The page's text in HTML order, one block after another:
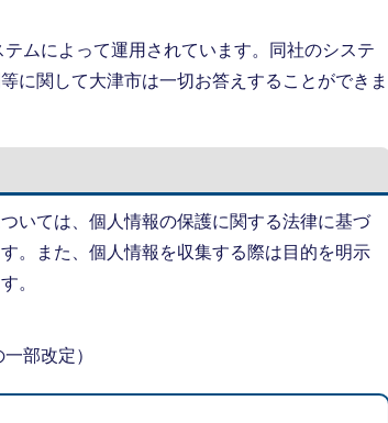
ムによって運用されています。同社のシステ
に関して大津市は一切お答えすることができま
いては、個人情報の保護に関する法律に基づ
。また、個人情報を収集する際は目的を明示
。
部改定）